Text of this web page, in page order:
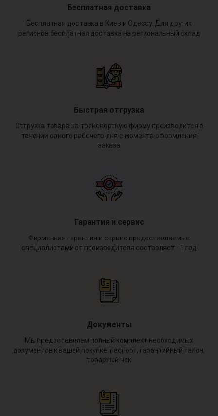
Бесплатная доставка
Бесплатная доставка в Киев и Одессу. Для других
регионов бесплатная доставка на региональный склад
Быстрая отгрузка
Отгрузка товара на транспортную фирму производится в
течении одного рабочего дня с момента оформления
заказа
Гарантия и сервис
Фирменная гарантия и сервис предоставляемые
специалистами от производителя составляет - 1 год
Документы
Мы предоставляем полный комплект необходимых
документов к вашей покупке: паспорт, гарантийный талон,
товарный чек